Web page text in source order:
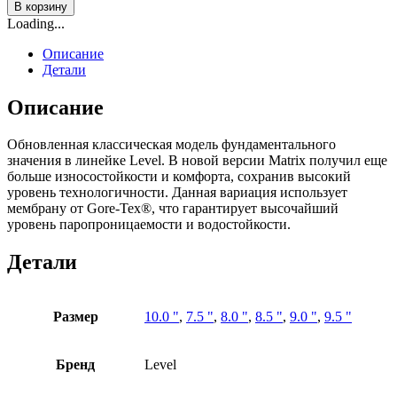
В корзину
Loading...
Описание
Детали
Описание
Обновленная классическая модель фундаментального
значения в линейке Level. В новой версии Matrix получил еще
больше износостойкости и комфорта, сохранив высокий
уровень технологичности. Данная вариация использует
мембрану от Gore-Tex®, что гарантирует высочайший
уровень паропроницаемости и водостойкости.
Детали
Размер 10.0 ", 7.5 ", 8.0 ", 8.5 ", 9.0 ", 9.5 "
Бренд Level